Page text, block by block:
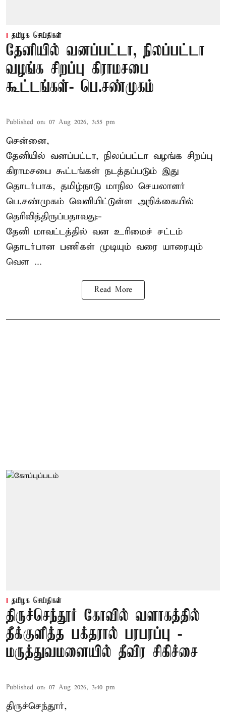
தமிழக செய்திகள்
தேனியில் வனப்பட்டா, நிலப்பட்டா
வழங்க சிறப்பு கிராமசபை
கூட்டங்கள்- பெ.சண்முகம்
Published on: 07 Aug 2026, 3:55 pm
சென்னை,
தேனியில் வனப்பட்டா, நிலப்பட்டா வழங்க சிறப்பு
கிராமசபை கூட்டங்கள் நடத்தப்படும் இது
தொடர்பாக, தமிழ்நாடு மாநில செயலாளர்
பெ.சண்முகம் வெளியிட்டுள்ள அறிக்கையில்
தெரிவித்திருப்பதாவது:-
தேனி மாவட்டத்தில் வன உரிமைச் சட்டம்
தொடர்பான பணிகள் முடியும் வரை யாரையும்
வெள ...
Read More
தமிழக செய்திகள்
திருச்செந்தூர் கோவில் வளாகத்தில்
தீக்குளித்த பக்தரால் பரபரப்பு -
மருத்துவமனையில் தீவிர சிகிச்சை
Published on: 07 Aug 2026, 3:40 pm
திருச்செந்தூர்,